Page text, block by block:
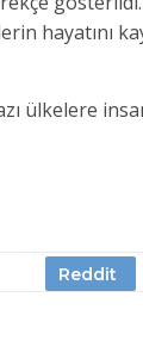
hayatını
ülkelere